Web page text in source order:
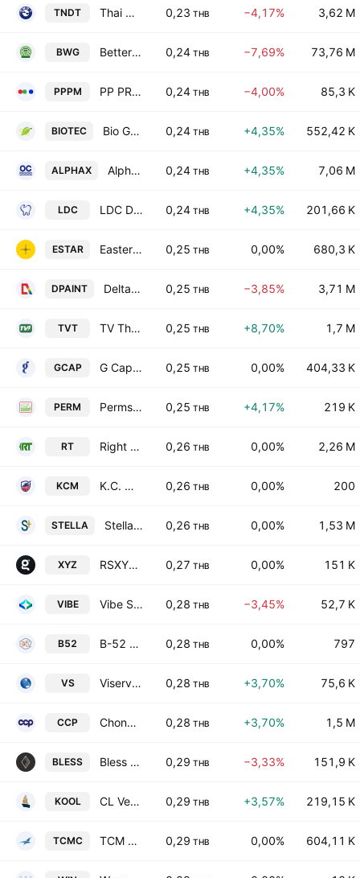
TNDT Thai Nondestructive Testing Public Co., Ltd. 0,23 THB −4,17% 3,62 M
BWG Better World Green Public Co. Ltd. 0,24 THB −7,69% 73,76 M
PPPM PP PRIME Public Co., Ltd. 0,24 THB −4,00% 85,3 K
BIOTEC Bio Green Energy Tech Public Company Limited 0,24 THB +4,35% 552,42 K
ALPHAX Alpha Divisions Public Company Limited 0,24 THB +4,35% 7,06 M
LDC LDC Dental Public Company Ltd 0,24 THB +4,35% 201,66 K
ESTAR Eastern Star Real Estate Public Co., Ltd. 0,25 THB 0,00% 680,3 K
DPAINT Delta Paint Public Co. Ltd. 0,25 THB −3,85% 3,71 M
TVT TV Thunder Public Company Ltd 0,25 THB +8,70% 1,7 M
GCAP G Capital Public Co. Ltd. 0,25 THB 0,00% 404,33 K
PERM Permsin Steel Works Public Co., Ltd. 0,25 THB +4,17% 219 K
RT Right Tunnelling Company Ltd 0,26 THB 0,00% 2,26 M
KCM K.C. Metal Sheet Public Company Ltd 0,26 THB 0,00% 200
STELLA Stella X Public Company Limited 0,26 THB 0,00% 1,53 M
XYZ RSXYZ Public Company Limited 0,27 THB 0,00% 151 K
VIBE Vibe Synergy Group Public Company Limited 0,28 THB −3,45% 52,7 K
B52 B-52 Capital Public Co. Ltd. 0,28 THB 0,00% 797
VS Viserve Enterprise Public Company Limited 0,28 THB +3,70% 75,6 K
CCP Chonburi Concrete Product Public Co., Ltd. 0,28 THB +3,70% 1,5 M
BLESS Bless Asset Group Public Company Limited 0,29 THB −3,33% 151,9 K
KOOL CL Venture Public Company Limited 0,29 THB +3,57% 219,15 K
TCMC TCM Corp. Public Co., Ltd. 0,29 THB 0,00% 604,11 K